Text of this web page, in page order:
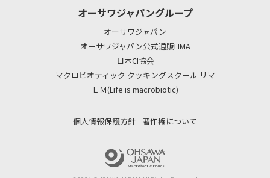
オーサワジャパングループ
オーサワジャパン
オーサワジャパン公式通販LIMA
日本CI協会
マクロビオティック クッキングスクール リマ
ＬＭ(Life is macrobiotic)
個人情報保護方針 著作権について